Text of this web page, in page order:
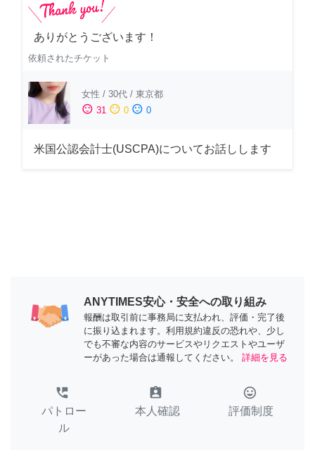
ありがとうございます！
依頼されたチケット
女性 / 30代 / 東京都
sentiment_satisfied 31 sentiment_neutral 0 sentiment_dissatisfied 0
米国公認会計士(USCPA)についてお話しします
ANYTIMES安心・安全への取り組み
報酬は取引前に事務局に支払われ、評価・完了後
に振り込まれます。利用規約違反の恐れや、少し
でも不審な内容のサービスやリクエストやユーザ
ーがあった場合は通報してください。
詳細を見る
perm_phone_msg
パトロー
ル
assignment_ind
本人確認
tag_faces
評価制度